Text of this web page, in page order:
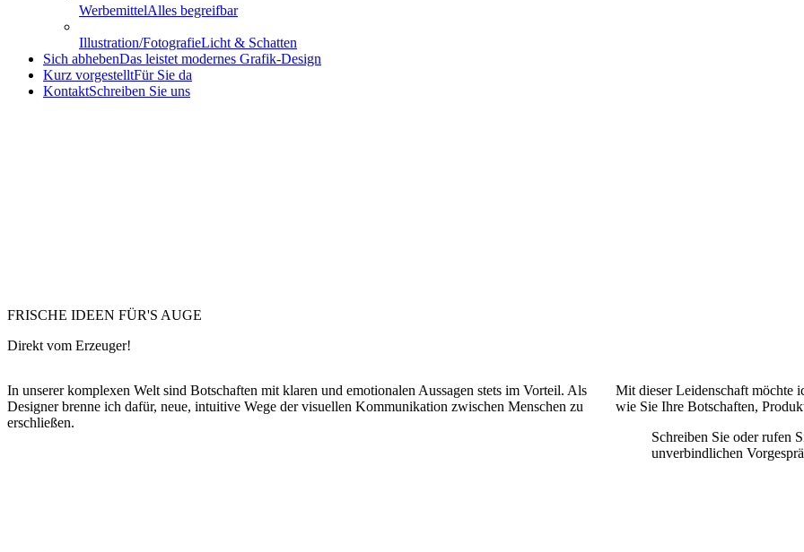
WerbemittelAlles begreifbar
Illustration/FotografieLicht & Schatten
Sich abhebenDas leistet modernes Grafik-Design
Kurz vorgestelltFür Sie da
KontaktSchreiben Sie uns
FRISCHE IDEEN FÜR'S AUGE
Direkt vom Erzeuger!
In unserer komplexen Welt sind Botschaften mit klaren und emotionalen Aussagen stets im Vorteil. Als
Designer brenne ich dafür, neue, intuitive Wege der visuellen Kommunikation zwischen Menschen zu
erschließen.
Mit dieser Leidenschaft möchte
wie Sie Ihre Botschaften,
Schreiben Sie oder rufen
unverbindlichen